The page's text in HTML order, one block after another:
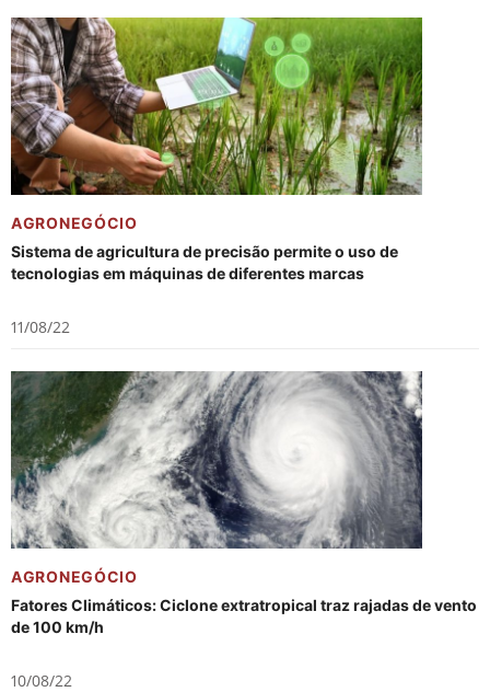
AGRONEGÓCIO
Sistema de agricultura de precisão permite o uso de
tecnologias em máquinas de diferentes marcas
11/08/22
AGRONEGÓCIO
Fatores Climáticos: Ciclone extratropical traz rajadas de vento
de 100 km/h
10/08/22